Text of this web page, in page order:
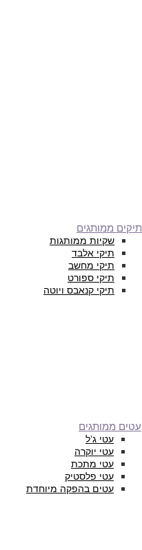
תיקים ממותגים
שקיות ממותגות
תיקי אלבד
תיקי מחשב
תיקי ספורט
תיקי קנאבס ויוטה
עטים ממותגים
עטי ג’ל
עטי יוקרה
עטי מתכת
עטי פלסטיק
עטים בהפקה מיוחדת